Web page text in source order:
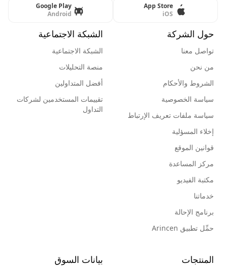
App Store
iOS
Google Play
Android
حول الشركة
تواصل معنا
من نحن
الشروط والأحكام
سياسة الخصوصية
سياسة ملفات تعريف الإرتباط
إخلاء المسؤلية
قوانين الموقع
مركز المساعدة
مكتبة الفيديو
خدماتنا
برنامج الإحالة
حمِّل تطبيق Arincen
الشبكة الاجتماعية
الشبكة الاجتماعية
منصة التحليلات
أفضل المتداولين
تقييمات المستخدمين لشركات
التداول
المنتجات بيانات السوق